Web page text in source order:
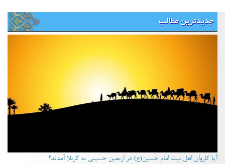
جدیدترین مطالب
آیا کاروان اهل بیت امام حسین(ع) در اربعین حسینی به کربلا آمدند؟